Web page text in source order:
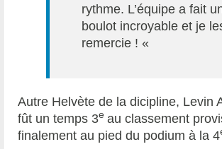
rythme. L’équipe a fait
boulot incroyable et je
remercie ! «
Autre Helvète de la dicipline, Levin
fût un temps 3e au classement
finalement au pied du podium à la 4